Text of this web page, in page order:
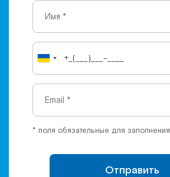
* поля обязательные для заполнения
Отправить